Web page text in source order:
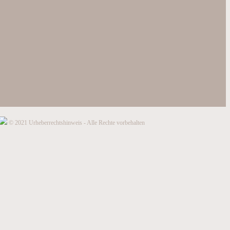
© 2021 Urheberrechtshinweis - Alle Rechte vorbehalten